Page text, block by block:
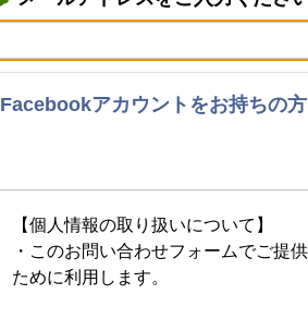
Facebookアカウントをお持ちの
【個人情報の取り扱いについて】
・このお問い合わせフォームでご提
ために利用します。